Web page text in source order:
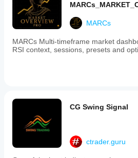
ATR
and
adjust
the
UI
scaling
monitor
indicator
updates
loss/limit
MARCs
MARCs Multi-timeframe market
RSI context, sessions, presets and
CG Swing Signal
ctrader.guru